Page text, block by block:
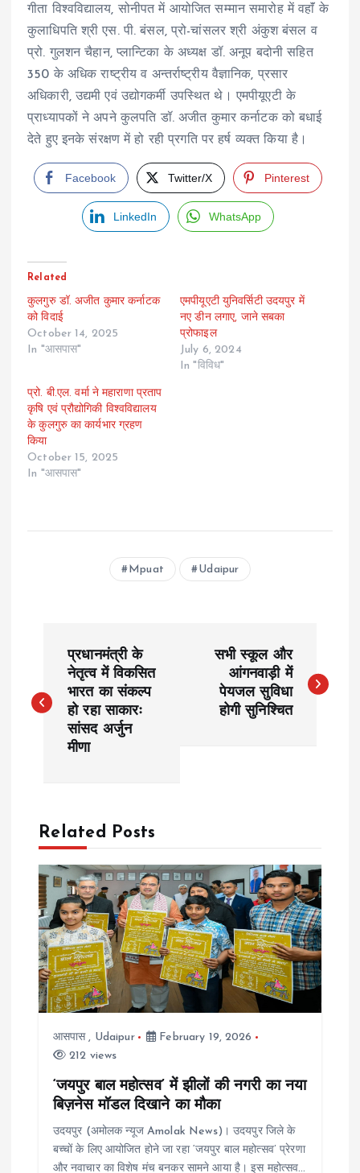
गीता विश्वविद्यालय, सोनीपत में आयोजित सम्मान समारोह में वहाॅं के
कुलाधिपति श्री एस. पी. बंसल, प्रो-चांसलर श्री अंकुश बंसल व
प्रो. गुलशन चैहान, प्लान्टिका के अध्यक्ष डॉ. अनूप बदोनी सहित
350 के अधिक राष्ट्रीय व अन्तर्राष्ट्रीय वैज्ञानिक, प्रसार
अधिकारी, उद्यमी एवं उद्योगकर्मी उपस्थित थे। एमपीयूएटी के
प्राध्यापकों ने अपने कुलपति डॉ. अजीत कुमार कर्नाटक को बधाई
देते हुए इनके संरक्षण में हो रही प्रगति पर हर्ष व्यक्त किया है।
Facebook Twitter/X Pinterest
LinkedIn WhatsApp
Related
कुलगुरु डॉ. अजीत कुमार कर्नाटक
को विदाई
October 14, 2025
In "आसपास"
एमपीयूएटी युनिवर्सिटी उदयपुर में
नए डीन लगाए, जाने सबका
प्रोफाइल
July 6, 2024
In "विविध"
प्रो. बी.एल. वर्मा ने महाराणा प्रताप
कृषि एवं प्रौद्योगिकी विश्वविद्यालय
के कुलगुरु का कार्यभार ग्रहण
किया
October 15, 2025
In "आसपास"
Mpuat Udaipur
s
a
v
g
a
प्रधानमंत्री के
नेतृत्व में विकसित
भारत का संकल्प
हो रहा साकारः
सांसद अर्जुन
मीणा
सभी स्कूल और
आंगनवाड़ी में
पेयजल सुविधा
होगी सुनिश्चित
Related Posts
आसपास, Udaipur
February 19, 2026
212 views
‘जयपुर बाल महोत्सव’ में झीलों की नगरी का नया
बिज़नेस मॉडल दिखाने का मौका
उदयपुर (अमोलक न्यूज Amolak News)। उदयपुर जिले के
बच्चों के लिए आयोजित होने जा रहा ‘जयपुर बाल महोत्सव’ प्रेरणा
और नवाचार का विशेष मंच बनकर सामने आया है। इस महोत्सव…